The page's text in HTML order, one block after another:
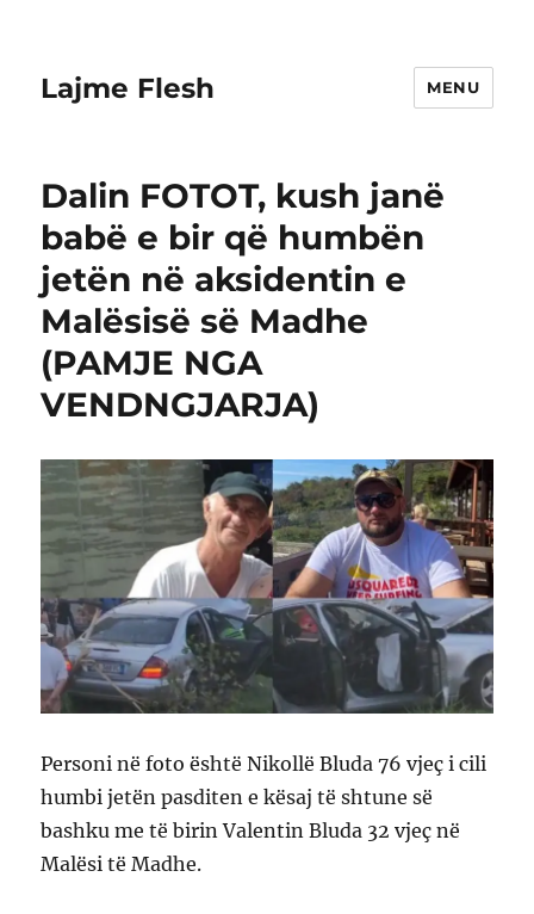
Lajme Flesh MENU
Dalin FOTOT, kush janë
babë e bir që humbën
jetën në aksidentin e
Malësisë së Madhe
(PAMJE NGA
VENDNGJARJA)
Personi në foto është Nikollë Bluda 76 vjeç i cili
humbi jetën pasditen e kësaj të shtune së
bashku me të birin Valentin Bluda 32 vjeç në
Malësi të Madhe.